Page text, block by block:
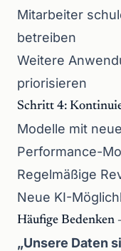
Mitarbeiter
betreiben
Weitere
priorisieren
Schritt 4:
Modelle mit
Performance-
Regelmäßige
Neue KI-
Häufige Bedenken
„Unsere Daten